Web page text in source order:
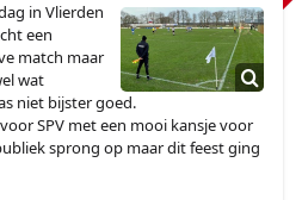
in Vlierden
een
match maar
wat
niet bijster goed.
SPV met een mooi kansje voor
sprong op maar dit feest ging